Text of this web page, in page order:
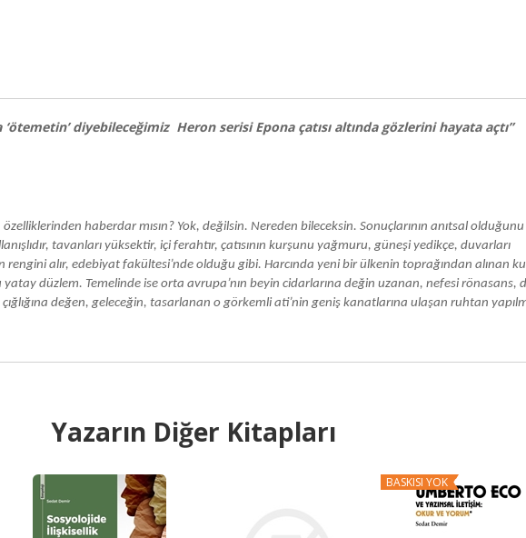
‘ötemetin’ diyebileceğimiz Heron serisi Epona çatısı altında gözlerini hayata açtı”
özelliklerinden haberdar mısın? Yok, değilsin. Nereden bileceksin. Sonuçlarının anıtsal olduğunu
tavanları yüksektir, içi ferahtır, çatısının kurşunu yağmuru, güneşi yedikçe, duvarları
rengini alır, edebiyat fakültesi’nde olduğu gibi. Harcında yeni bir ülkenin toprağından alınan
yatay düzlem. Temelinde ise orta avrupa’nın beyin cidarlarına değin uzanan, nefesi rönasans,
değen, geleceğin, tasarlanan o görkemli ati’nin geniş kanatlarına ulaşan ruhtan
Yazarın Diğer Kitapları
BASKISI YOK